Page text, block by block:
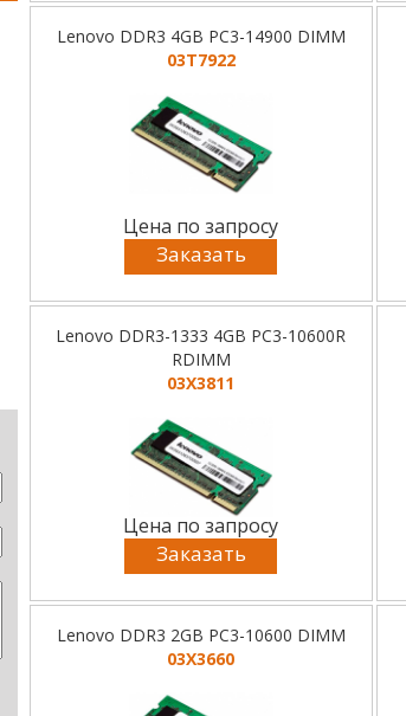
Lenovo DDR3 4GB PC3-14900 DIMM
03T7922
Цена по запросу
Заказать
Lenovo DDR3-1333 4GB PC3-10600R
RDIMM
03X3811
Цена по запросу
Заказать
Lenovo DDR3 2GB PC3-10600 DIMM
03X3660